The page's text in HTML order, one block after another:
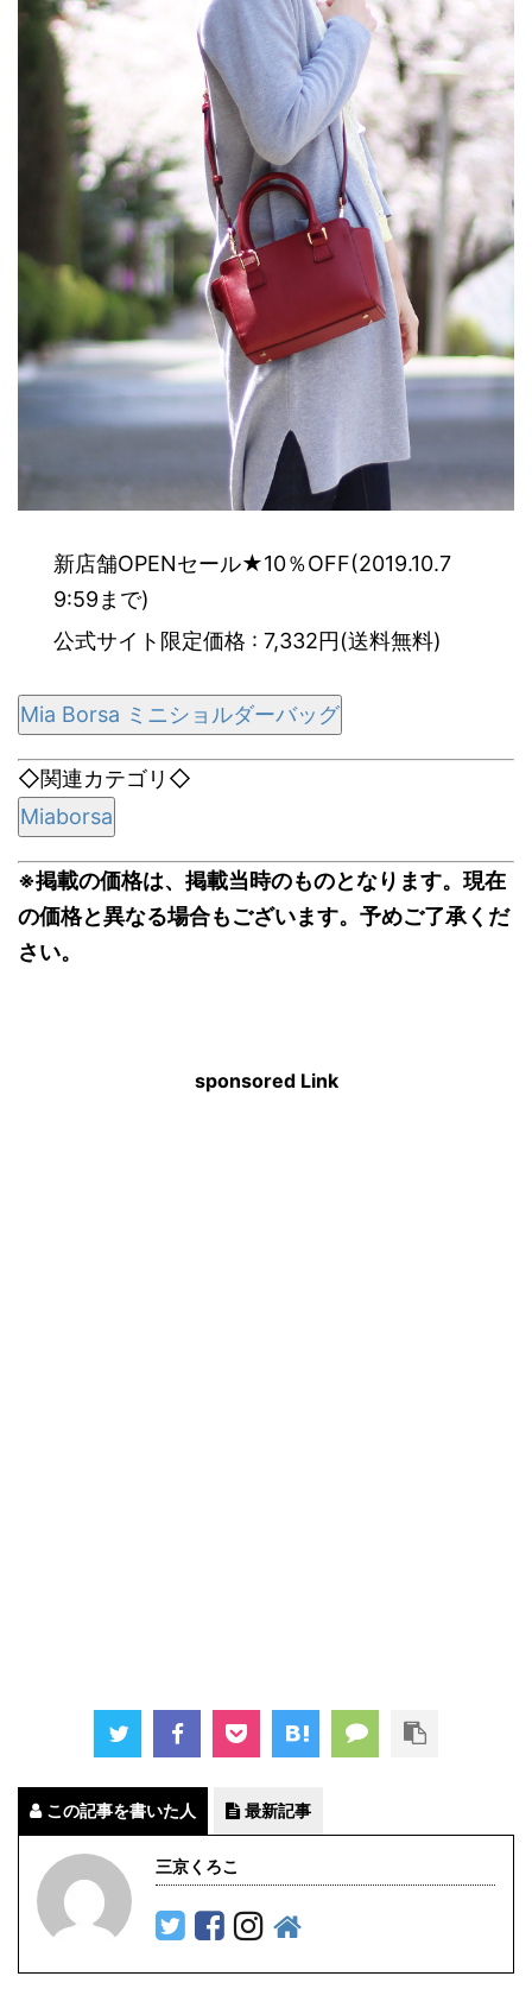
新店舗OPENセール★10％OFF(2019.10.7
9:59まで)
公式サイト限定価格 : 7,332円(送料無料)
Mia Borsa ミニショルダーバッグ
◇関連カテゴリ◇
Miaborsa
※掲載の価格は、掲載当時のものとなります。現在
の価格と異なる場合もございます。予めご了承くだ
さい。
sponsored Link
この記事を書いた人 最新記事
三京くろこ